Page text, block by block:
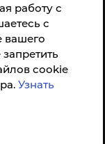
работу с
с
вашего
cookie
Узнать
же по прямой